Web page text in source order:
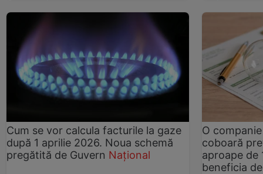
Cum se vor calcula facturile la gaze
după 1 aprilie 2026. Noua schemă
pregătită de Guvern Național
O
coboară
aproape de
beneficia